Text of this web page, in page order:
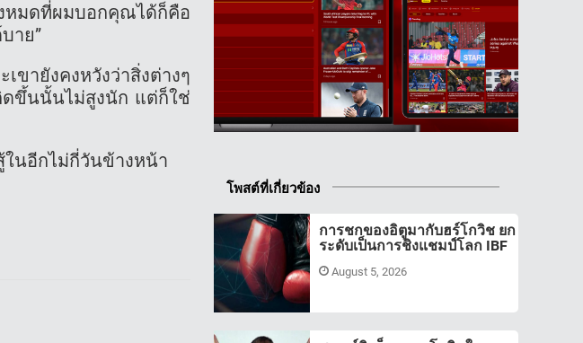
งหมดที่ผมบอกคุณได้ก็คือ
าย”
ขายังคงหวังว่าสิ่งต่างๆ
ดขึ้นนั้นไม่สูงนัก แต่ก็ใช่
ในอีกไม่กี่วันข้างหน้า
โพสต์ที่เกี่ยวข้อง
การชกของอิตูมากับฮร์โกวิช ยก
ระดับเป็นการชิงแชมป์โลก IBF
August 5, 2026